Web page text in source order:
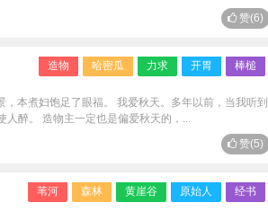
赞(6)
造物 哈密瓜 力求 开胃 棒槌
本煮妇饱足了眼福。 我爱秋天。多年以前，当我听到
人醉。 造物主一定也是偏爱秋天的，...
赞(5)
苇河 森林 黄崖谷 原始人 经书